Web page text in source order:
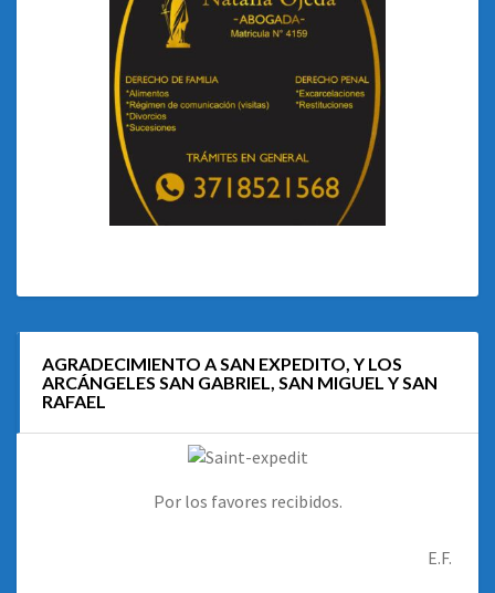
AGRADECIMIENTO A SAN EXPEDITO, Y LOS
ARCÁNGELES SAN GABRIEL, SAN MIGUEL Y SAN
RAFAEL
Por los favores recibidos.
E.F.